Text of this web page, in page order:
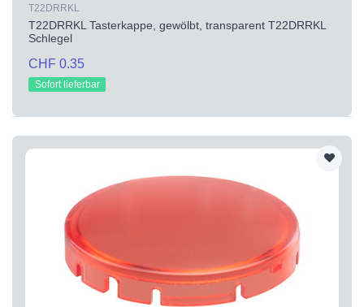
T22DRRKL
T22DRRKL Tasterkappe, gewölbt, transparent T22DRRKL
Schlegel
CHF 0.35
Sofort lieferbar